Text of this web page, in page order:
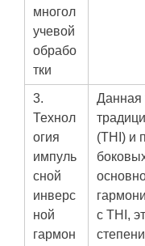
многол
учевой
обрабо
тки
3.
Технол
огия
импуль
сной
инверс
ной
гармон
Данная
(THI) и
с THI,